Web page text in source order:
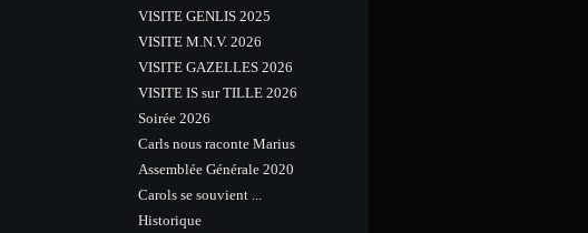
VISITE GENLIS 2025
VISITE M.N.V. 2026
VISITE GAZELLES 2026
VISITE IS sur TILLE 2026
Soirée 2026
Carls nous raconte Marius
Assemblée Générale 2020
Carols se souvient ...
Historique